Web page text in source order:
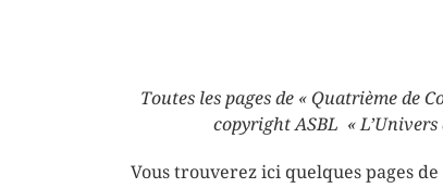
Toutes les pages de « Quatrième de
copyright ASBL «
Vous trouverez ici quelques pages de